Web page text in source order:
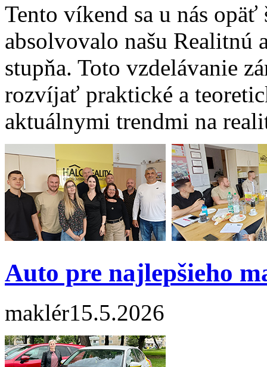
Tento víkend sa u nás
absolvovalo našu Realitnú
stupňa. Toto vzdelávanie
rozvíjať praktické a
aktuálnymi trendmi na
Auto pre najlepšieho
maklér15.5.2026